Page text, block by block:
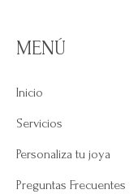
MENÚ
Inicio
Servicios
Personaliza tu joya
Preguntas Frecuentes